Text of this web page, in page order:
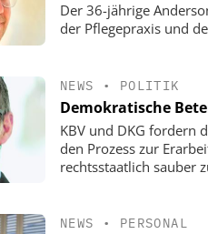
Der 36-jährige
der Pflegepraxis und
NEWS • POLITIK
Demokratische
KBV und DKG fordern
den Prozess zur
rechtsstaatlich sauber
NEWS • PERSONAL